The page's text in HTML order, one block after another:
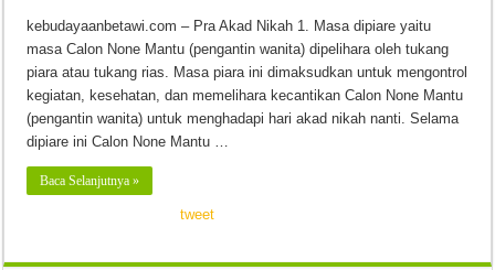
kebudayaanbetawi.com – Pra Akad Nikah 1. Masa dipiare yaitu
masa Calon None Mantu (pengantin wanita) dipelihara oleh tukang
piara atau tukang rias. Masa piara ini dimaksudkan untuk mengontrol
kegiatan, kesehatan, dan memelihara kecantikan Calon None Mantu
(pengantin wanita) untuk menghadapi hari akad nikah nanti. Selama
dipiare ini Calon None Mantu …
Baca Selanjutnya »
tweet